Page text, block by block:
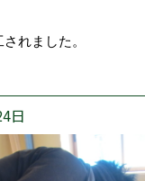
れました。
日